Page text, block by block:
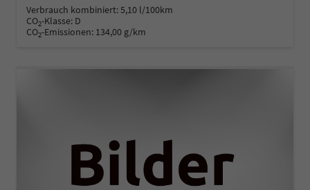
Verbrauch kombiniert:5,10 l/100km
CO2-Klasse: D
CO2-Emissionen: 134,00 g/km